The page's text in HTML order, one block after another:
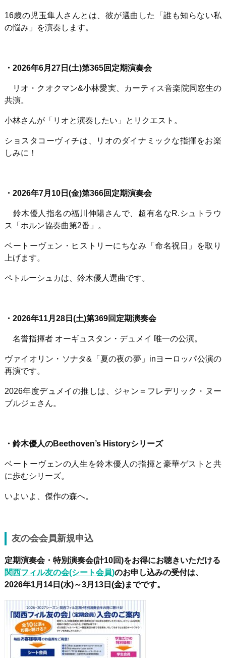
16歳の児玉隼人さんとは、彼が選曲した「誰も知らない私
の悩み」を演奏します。
・ 2026年6月 27日 (土)第365回定期演奏会
リオ・クオクマン&小林愛実、カーティス音楽院同窓生の
共演。
小林さんが「リオと演奏したい」とリクエスト。
ショスタコーヴィチは、リオのダイナミックな指揮をお楽
しみに！
・ 2026年7月 10日 (金)第366回定期演奏会
鈴木優人指名の福川伸陽さんで、超有名なR. シュトラウ
ス「ホルン協奏曲第2番」。
ベートーヴェン・ヒストリーにちなみ「命名祝日」を取り
上げます。
ペトルーシュカは、鈴木優人選曲です。
・ 2026年11月 28日 (土)第369回定期演奏会
名誉指揮者 オーギュスタン・デュメイ 唯一の公演。
ヴァイオリン・ソナタ& 「夏の夜の夢」 inヨーロッパ公演の
再演です。
2026年度デュメイの推しは、ジャン＝フレデリック・ヌー
ブルジェさん。
・鈴木優人のBeethoven’s Historyシリーズ
ベートーヴェンの人生を鈴木優人の指揮と豪華ゲストと共
に歩むシリーズ。
いよいよ、傑作の森へ。
友の会会員新規申込
定期演奏会・特別演奏会(計10回)をお得にお聴きいただける
関西フィル友の会(シート会員)のお申し込みの受付は、
2026年1月 14日 (水)～3月 13日 (金)までです。